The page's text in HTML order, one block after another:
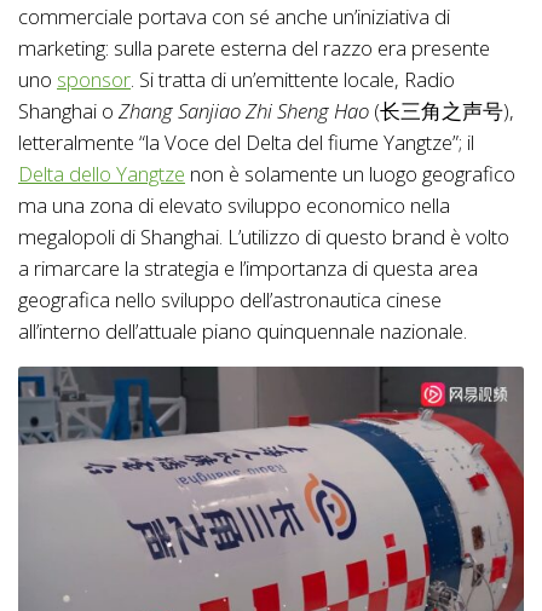
commerciale portava con sé anche un’iniziativa di
marketing: sulla parete esterna del razzo era presente
uno sponsor. Si tratta di un’emittente locale, Radio
Shanghai o Zhang Sanjiao Zhi Sheng Hao (长三角之声号),
letteralmente “la Voce del Delta del fiume Yangtze”; il
Delta dello Yangtze non è solamente un luogo geografico
ma una zona di elevato sviluppo economico nella
megalopoli di Shanghai. L’utilizzo di questo brand è volto
a rimarcare la strategia e l’importanza di questa area
geografica nello sviluppo dell’astronautica cinese
all’interno dell’attuale piano quinquennale nazionale.